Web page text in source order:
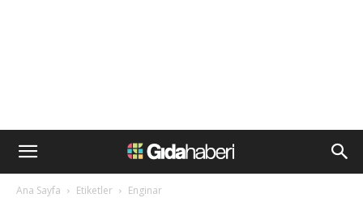
Ana Sayfa Etiketler Enginar